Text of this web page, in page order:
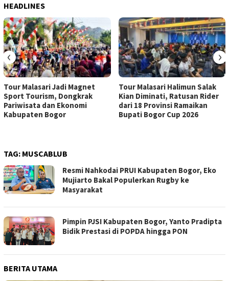
HEADLINES
Tour Malasari Jadi Magnet
Sport Tourism, Dongkrak
Pariwisata dan Ekonomi
Kabupaten Bogor
Tour Malasari Halimun Salak
Kian Diminati, Ratusan Rider
dari 18 Provinsi Ramaikan
Bupati Bogor Cup 2026
‹ ›
TAG: MUSCABLUB
Resmi Nahkodai PRUI Kabupaten Bogor, Eko
Mujiarto Bakal Populerkan Rugby ke
Masyarakat
Pimpin PJSI Kabupaten Bogor, Yanto Pradipta
Bidik Prestasi di POPDA hingga PON
BERITA UTAMA